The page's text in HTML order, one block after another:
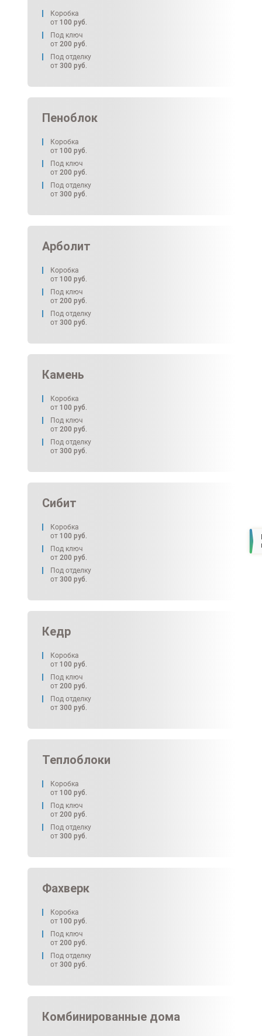
Коробка
от 100 руб.
Под ключ
от 200 руб.
Под отделку
от 300 руб.
Пеноблок
Коробка
от 100 руб.
Под ключ
от 200 руб.
Под отделку
от 300 руб.
Арболит
Коробка
от 100 руб.
Под ключ
от 200 руб.
Под отделку
от 300 руб.
Камень
Коробка
от 100 руб.
Под ключ
от 200 руб.
Под отделку
от 300 руб.
Сибит
Коробка
от 100 руб.
Под ключ
от 200 руб.
Под отделку
от 300 руб.
Кедр
Коробка
от 100 руб.
Под ключ
от 200 руб.
Под отделку
от 300 руб.
Теплоблоки
Коробка
от 100 руб.
Под ключ
от 200 руб.
Под отделку
от 300 руб.
Фахверк
Коробка
от 100 руб.
Под ключ
от 200 руб.
Под отделку
от 300 руб.
Комбинированные дома